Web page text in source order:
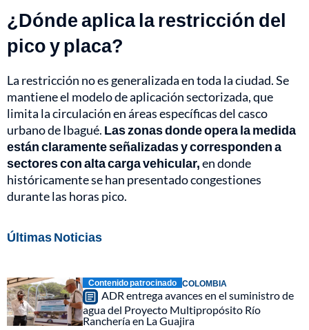
¿Dónde aplica la restricción del
pico y placa?
La restricción no es generalizada en toda la ciudad. Se
mantiene el modelo de aplicación sectorizada, que
limita la circulación en áreas específicas del casco
urbano de Ibagué. Las zonas donde opera la medida
están claramente señalizadas y corresponden a
sectores con alta carga vehicular,en donde
históricamente se han presentado congestiones
durante las horas pico.
Últimas Noticias
Contenido patrocinado COLOMBIA
ADR entrega avances en el suministro de
agua del Proyecto Multipropósito Río
Ranchería en La Guajira